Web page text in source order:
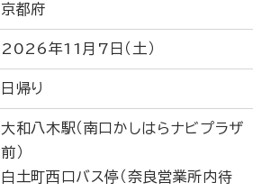
京都府
2026年11月7日（土）
日帰り
大和八木駅（南口かしはらナビプラザ
前）
白土町西口バス停（奈良営業所内待